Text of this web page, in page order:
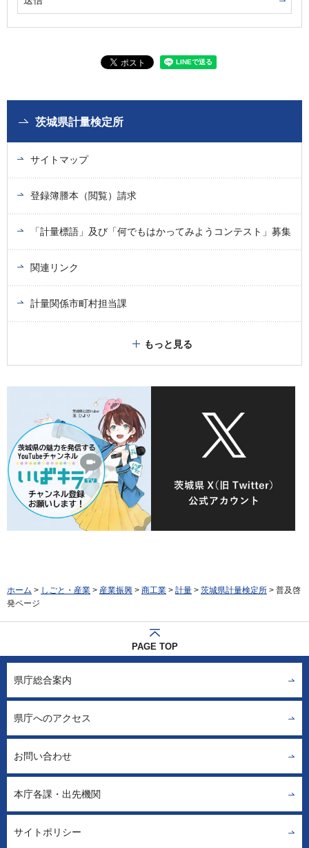
茨城県計量検定所
サイトマップ
登録簿謄本（閲覧）請求
「計量標語」及び「何でもはかってみようコンテスト」募集
関連リンク
計量関係市町村担当課
もっと見る
ホーム > しごと・産業 > 産業振興 > 商工業 > 計量 > 茨城県計量検定所 > 普及啓
発ページ
PAGE TOP
県庁総合案内
県庁へのアクセス
お問い合わせ
本庁各課・出先機関
サイトポリシー